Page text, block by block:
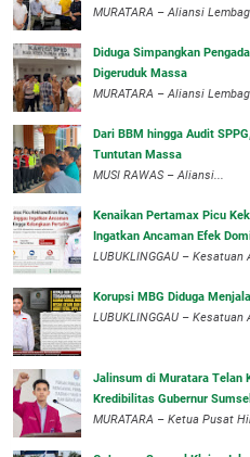
‎MURATARA – Aliansi
Diduga Simpangkan
Digeruduk Massa
‎MURATARA – Aliansi
Dari BBM hingga Audit
Tuntutan Massa
MUSI RAWAS – Aliansi...
‎Kenaikan Pertamax Picu
Ingatkan Ancaman Efek
‎LUBUKLINGGAU – Kesatuan
Korupsi MBG Diduga
‎LUBUKLINGGAU – Kesatuan
‎Jalinsum di Muratara Telan
Kredibilitas Gubernur Sumsel
MURATARA – Ketua Pusat